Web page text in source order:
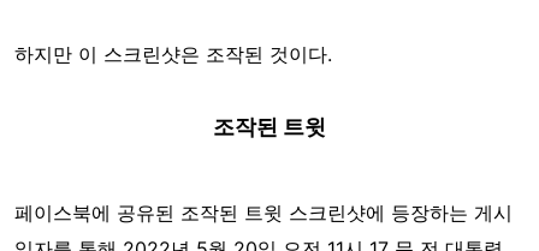
하지만 이 스크린샷은 조작된 것이다.
조작된 트윗
페이스북에 공유된 조작된 트윗 스크린샷에 등장하는 게시